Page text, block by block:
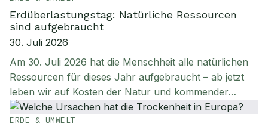
Erdüberlastungstag: Natürliche Ressourcen
sind aufgebraucht
30. Juli 2026
Am 30. Juli 2026 hat die Menschheit alle natürlichen
Ressourcen für dieses Jahr aufgebraucht – ab jetzt
leben wir auf Kosten der Natur und kommender…
ERDE & UMWELT